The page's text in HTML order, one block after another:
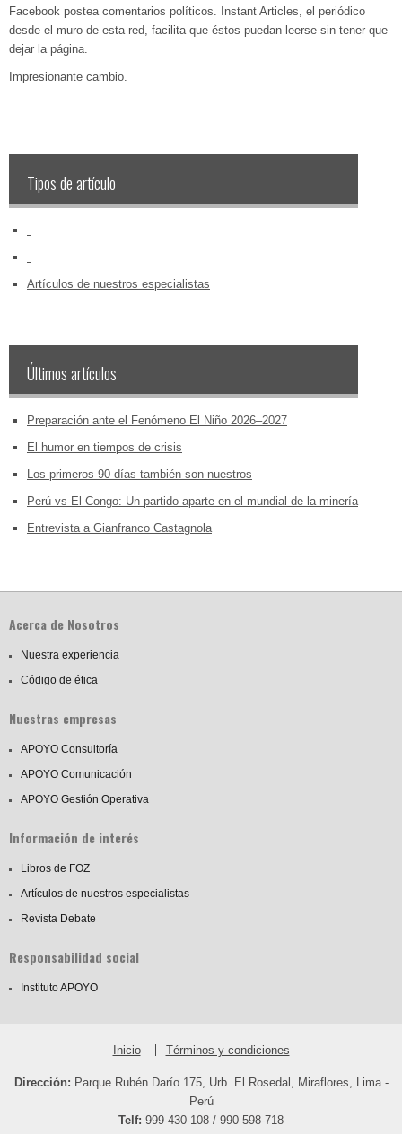
Facebook postea comentarios políticos. Instant Articles, el periódico
desde el muro de esta red, facilita que éstos puedan leerse sin tener que
dejar la página.
Impresionante cambio.
Tipos de artículo
Artículos de nuestros especialistas
Últimos artículos
Preparación ante el Fenómeno El Niño 2026–2027
El humor en tiempos de crisis
Los primeros 90 días también son nuestros
Perú vs El Congo: Un partido aparte en el mundial de la minería
Entrevista a Gianfranco Castagnola
Acerca de Nosotros
Nuestra experiencia
Código de ética
Nuestras empresas
APOYO Consultoría
APOYO Comunicación
APOYO Gestión Operativa
Información de interés
Libros de FOZ
Artículos de nuestros especialistas
Revista Debate
Responsabilidad social
Instituto APOYO
Inicio Términos y condiciones
Dirección: Parque Rubén Darío 175, Urb. El Rosedal, Miraflores, Lima -
Perú
Telf: 999-430-108 / 990-598-718